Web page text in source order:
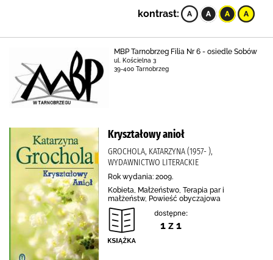
kontrast:
MBP Tarnobrzeg Filia Nr 6 - osiedle Sobów
ul. Kościelna 3
39-400 Tarnobrzeg
Kryształowy anioł
GROCHOLA, KATARZYNA (1957- ),
WYDAWNICTWO LITERACKIE
Rok wydania: 2009.
Kobieta, Małżeństwo, Terapia par i
małżeństw, Powieść obyczajowa
dostępne:
1 z 1